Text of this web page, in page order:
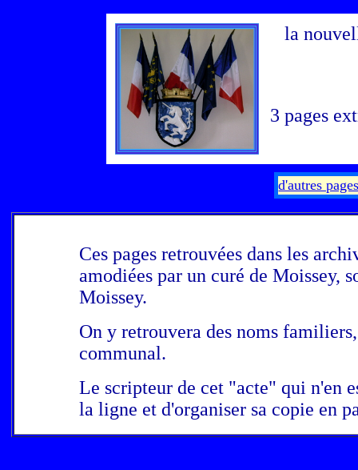
la
3 pages
d'autres
Ces pages retrouvées dans les
amodiées par un curé de Moissey,
Moissey.
On y retrouvera des noms
communal.
Le scripteur de cet "acte" qui n'en
la ligne et d'organiser sa copie en